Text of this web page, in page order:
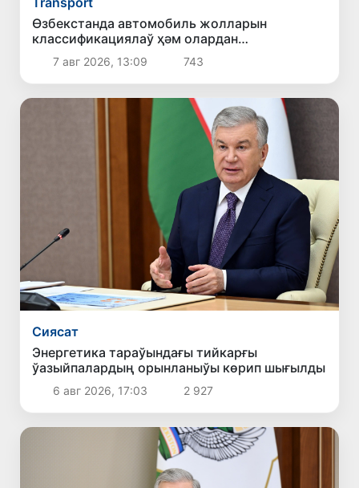
Өзбекстанда автомобиль жолларын
классификациялаў ҳәм олардан
пайдаланыўдың жаңа қағыйдалары
белгиленди
7 авг 2026, 13:09 743
Сиясат
Энергетика тараўындағы тийкарғы
ўазыйпалардың орынланыўы көрип шығылды
6 авг 2026, 17:03 2 927